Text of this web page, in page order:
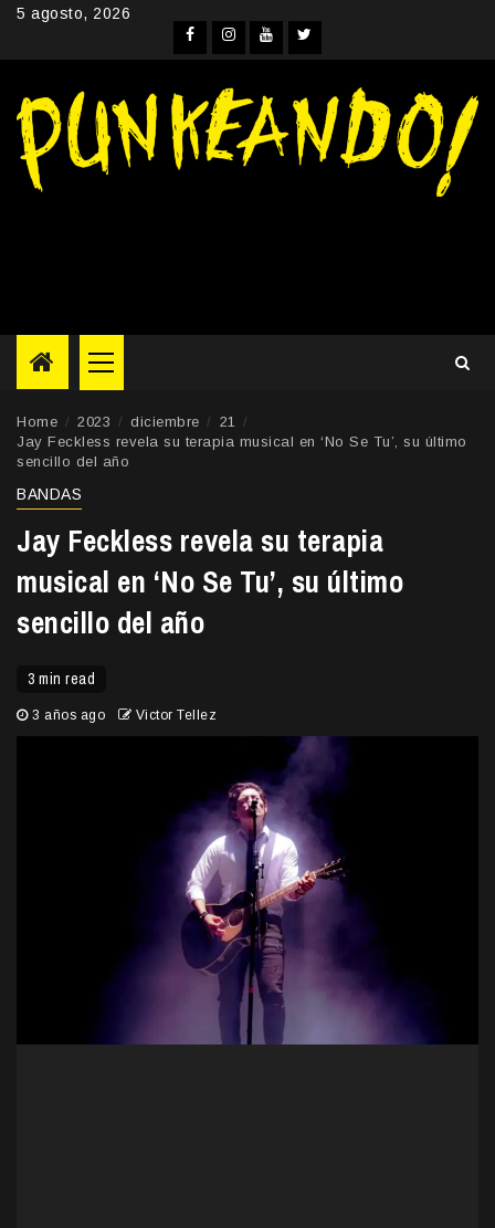
Skip5 agosto, 2026
Facebook
Instagram
YouTube
Twitter
Primary
Menu
Home 2023 diciembre
21
Jay Feckless revela su terapia musical en ‘No Se Tu’, su último
sencillo del año
BANDAS
Jay Feckless revela su terapia
musical en ‘No Se Tu’, su último
sencillo del año
3 min read
3 años ago Victor Tellez